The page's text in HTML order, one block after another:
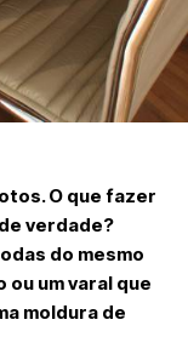
O que fazer
verdade?
do mesmo
ou um varal que
moldura de